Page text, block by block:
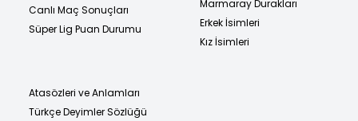
Canlı Maç Sonuçları
Süper Lig Puan Durumu
Marmaray Durakları
Erkek İsimleri
Kız İsimleri
Atasözleri ve Anlamları
Türkçe Deyimler Sözlüğü